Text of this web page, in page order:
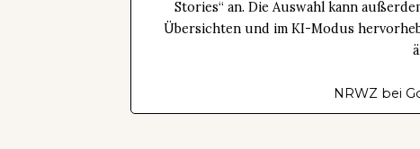
Stories“ an. Die Auswahl kann
Übersichten und im KI-Modus
NRWZ bei